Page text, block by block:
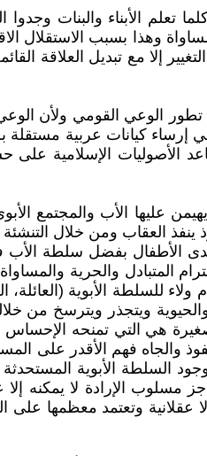
تعلم الأبناء والبنات
وهذا بسبب الاستقلال
إلا مع تبديل العلاقة
الوعي القومي ولأن
إرساء كيانات عربية مستقلة
الإسلامية على
عليها الأب والمجتمع
العقاب ومن خلال
الأطفال بفضل سلطة الأب
المتبادل والحرية
الأبوية (العائلة،
ويتجذر ويترسخ من
هي التي تمنحه
فهم الأقدر على
السلطة الأبوية
مسلوب الإرادة لا
عقلانية وتعتمد معظمها